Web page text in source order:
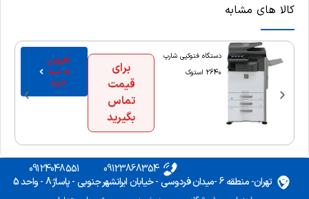
کالا های مشابه
دستگاه فتوکپی شارپ
2640 استوک
برای
قیمت
تماس
بگیرید
افزودن
به سبد
خرید
تهران- منطقه 6 -میدان فردوسی - خیابان ایرانشهر جنوبی - پاساژ 8 - واحد 5
09123868354
09124048551